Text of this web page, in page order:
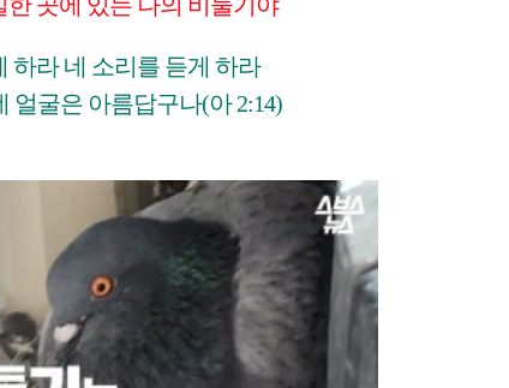
하라 네 소리를 듣게 하라
얼굴은 아름답구나(아 2:14)